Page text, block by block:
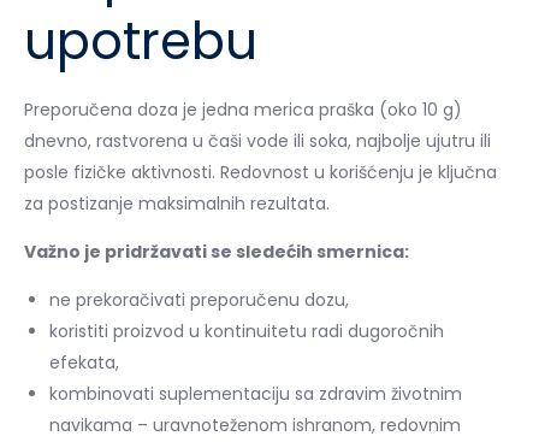
upotrebu
Preporučena doza je jedna merica praška (oko 10 g)
dnevno, rastvorena u čaši vode ili soka, najbolje ujutru ili
posle fizičke aktivnosti. Redovnost u korišćenju je ključna
za postizanje maksimalnih rezultata.
Važno je pridržavati se sledećih smernica:
ne prekoračivati preporučenu dozu,
koristiti proizvod u kontinuitetu radi dugoročnih
efekata,
kombinovati suplementaciju sa zdravim životnim
navikama – uravnoteženom ishranom, redovnim